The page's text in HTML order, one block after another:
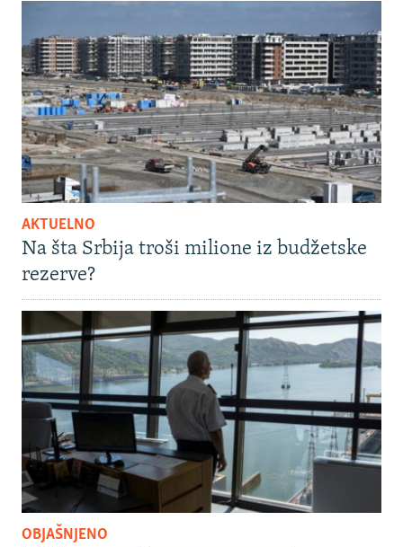
AKTUELNO
Na šta Srbija troši milione iz budžetske
rezerve?
OBJAŠNJENO